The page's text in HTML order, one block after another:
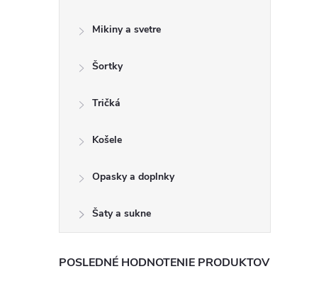
Mikiny a svetre
Šortky
Tričká
Košele
Opasky a doplnky
Šaty a sukne
POSLEDNÉ HODNOTENIE PRODUKTOV